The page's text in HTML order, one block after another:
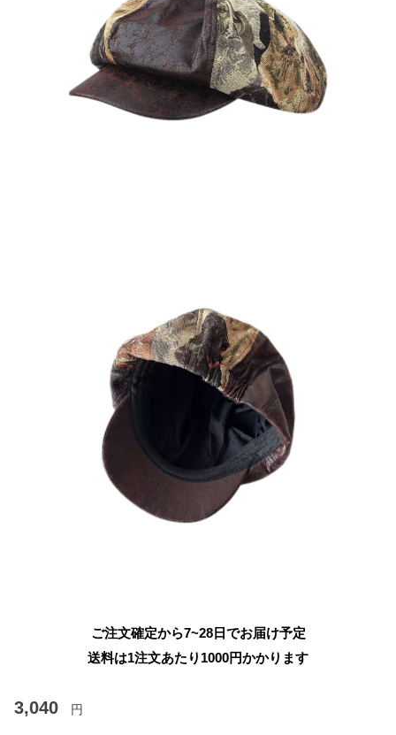
ご注文確定から7~28日でお届け予定
送料は1注文あたり 1000円かかります
3,040 円